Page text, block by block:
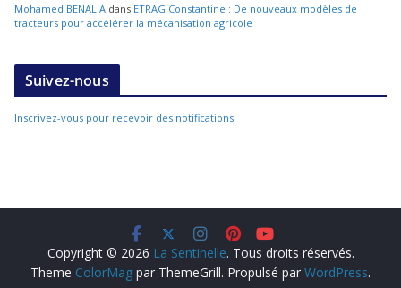
Mohamed BENALIA dans ETRAG Constantine : De nouveaux modèles de
tracteurs pour accélérer la mécanisation agricole
Suivez-nous
Inscrivez-vous pour recevoir des notifications
Copyright © 2026 La Sentinelle. Tous droits réservés.
Theme ColorMag par ThemeGrill. Propulsé par WordPress.